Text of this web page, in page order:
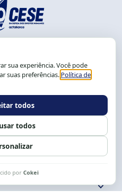
150. Graça
40.150-055
BA, Brasil.
(71) 9 9239-2104 ou 2105
às 12h e 13 às 17h.
Fale conosco